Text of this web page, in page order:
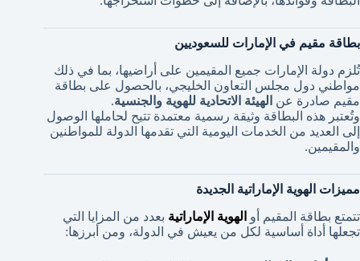
بطاقة مقيم في الإمارات للسعوديين
تُلزم دولة الإمارات جميع المقيمين على أراضيها، بما في ذلك
مواطني دول مجلس التعاون الخليجي، بالحصول على بطاقة
مقيم صادرة عن الهيئة الاتحادية للهوية والجنسية.
وتُعتبر هذه البطاقة وثيقة رسمية معتمدة تتيح لحاملها الوصول
إلى العديد من الخدمات اليومية التي تقدمها الدولة للمواطنين
والمقيمين.
مميزات الهوية الإماراتية الجديدة
تتمتع بطاقة المقيم أو الهوية الإماراتية بعدد من المزايا التي
تجعلها أداة أساسية لكل من يعيش في الدولة، ومن أبرزها: